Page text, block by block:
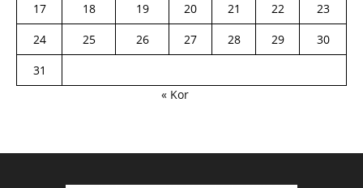
17
18 19 20 21 22
23
24
25 26 27 28 29
30
31
« Kor